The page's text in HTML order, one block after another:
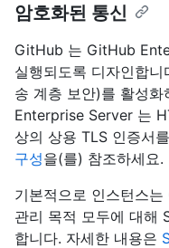
암호화된 통신
GitHub 는 GitHub
실행되도록 디자인합
송 계층 보안)를 활성
Enterprise Server 는
상의 상용 TLS 인증서
구성을(를) 참조하세요.
기본적으로 인스턴스
관리 목적 모두에 대해
합니다. 자세한 내용은